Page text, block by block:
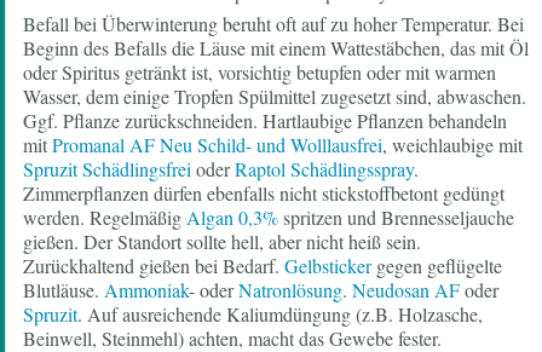
Befall bei Überwinterung beruht oft auf zu hoher Temperatur. Bei
Beginn des Befalls die Läuse mit einem Wattestäbchen, das mit Öl
oder Spiritus getränkt ist, vorsichtig betupfen oder mit warmen
Wasser, dem einige Tropfen Spülmittel zugesetzt sind, abwaschen.
Ggf. Pflanze zurückschneiden. Hartlaubige Pflanzen behandeln
mitPromanal AF Neu Schild- und Wolllausfrei, weichlaubige mit
Spruzit Schädlingsfrei oderRaptol Schädlingsspray.
Zimmerpflanzen dürfen ebenfalls nicht stickstoffbetont gedüngt
werden. Regelmäßig Algan 0,3%spritzen und Brennesseljauche
gießen. Der Standort sollte hell, aber nicht heiß sein.
Zurückhaltend gießen bei Bedarf. Gelbstickergegen geflügelte
Blutläuse. Ammoniak- oderNatronlösung. Neudosan AFoder
Spruzit. Auf ausreichende Kaliumdüngung (z.B. Holzasche,
Beinwell, Steinmehl) achten, macht das Gewebe fester.